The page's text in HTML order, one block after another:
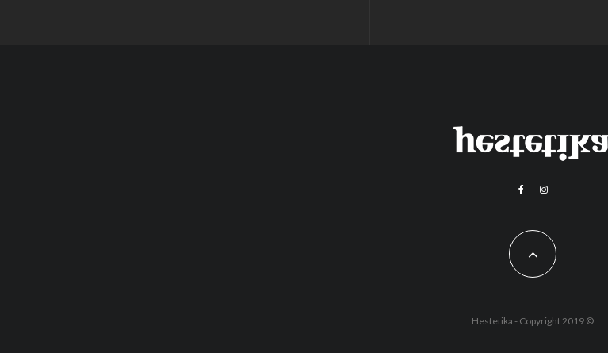
Hestetika - Copyright 2019 ©